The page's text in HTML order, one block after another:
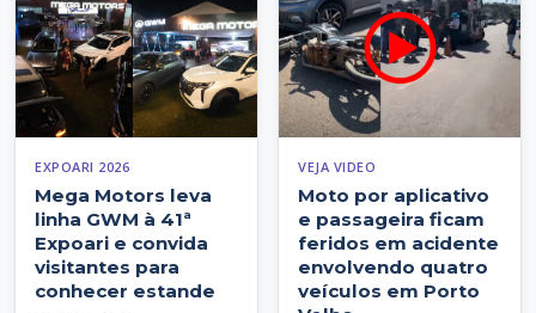
EXPOARI 2026
Mega Motors leva
linha GWM à 41ª
Expoari e convida
visitantes para
conhecer estande
VEJA VIDEO
Moto por aplicativo
e passageira ficam
feridos em acidente
envolvendo quatro
veículos em Porto